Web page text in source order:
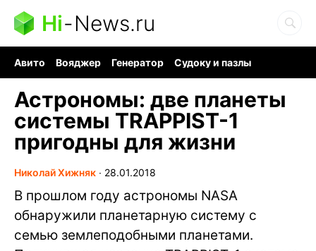
Hi-News.ru
Авито Вояджер Генератор
Судоку и пазлы
Астрономы: две планеты
системы TRAPPIST-1
пригодны для жизни
Николай Хижняк ∙ 28.01.2018
В прошлом году астрономы NASA
обнаружили планетарную систему с
семью землеподобными планетами.